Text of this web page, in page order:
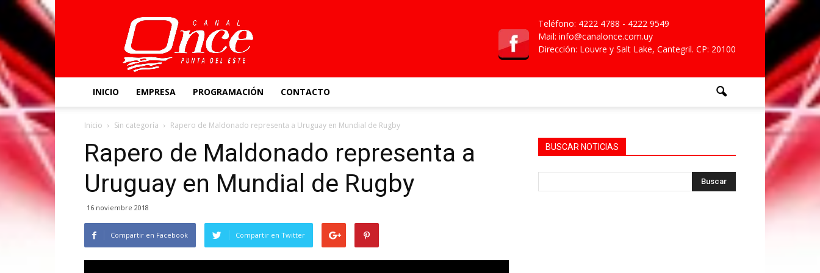
Canal
Once
Teléfono: 4222 4788 - 4222 9549
Mail: info@canalonce.com.uy
Dirección: Louvre y Salt Lake, Cantegril. CP: 20100
INICIO EMPRESA PROGRAMACIÓN CONTACTO
Inicio Sin categoría Rapero de Maldonado representa a Uruguay en Mundial de Rugby
Rapero de Maldonado representa a
Uruguay en Mundial de Rugby
16 noviembre 2018
Compartir en Facebook Compartir en Twitter
BUSCAR NOTICIAS